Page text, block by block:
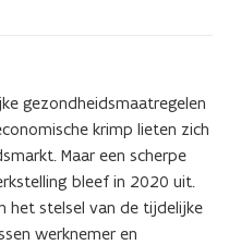
gezondheidsmaatregelen
krimp lieten zich
Maar een scherpe
bleef in 2020 uit.
het stelsel van de tijdelijke
werknemer en